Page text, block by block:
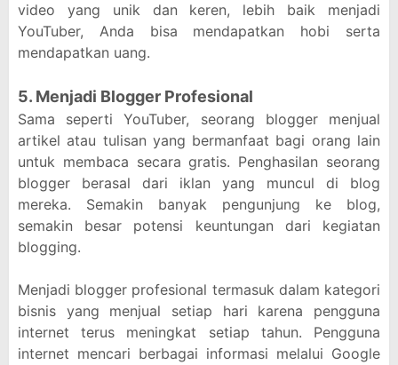
video yang unik dan keren, lebih baik menjadi
YouTuber, Anda bisa mendapatkan hobi serta
mendapatkan uang.
5. Menjadi Blogger Profesional
Sama seperti YouTuber, seorang blogger menjual
artikel atau tulisan yang bermanfaat bagi orang lain
untuk membaca secara gratis. Penghasilan seorang
blogger berasal dari iklan yang muncul di blog
mereka. Semakin banyak pengunjung ke blog,
semakin besar potensi keuntungan dari kegiatan
blogging.
Menjadi blogger profesional termasuk dalam kategori
bisnis yang menjual setiap hari karena pengguna
internet terus meningkat setiap tahun. Pengguna
internet mencari berbagai informasi melalui Google